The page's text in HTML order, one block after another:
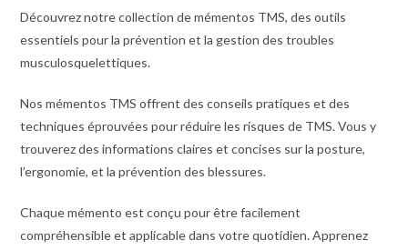
Découvrez notre collection de mémentos TMS, des outils
essentiels pour la prévention et la gestion des troubles
musculosquelettiques.
Nos mémentos TMS offrent des conseils pratiques et des
techniques éprouvées pour réduire les risques de TMS. Vous y
trouverez des informations claires et concises sur la posture,
l’ergonomie, et la prévention des blessures.
Chaque mémento est conçu pour être facilement
compréhensible et applicable dans votre quotidien. Apprenez